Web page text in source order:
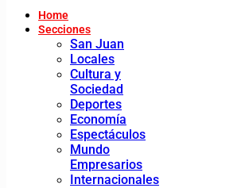
Home
Secciones
San Juan
Locales
Cultura y
Sociedad
Deportes
Economía
Espectáculos
Mundo
Empresarios
Internacionales